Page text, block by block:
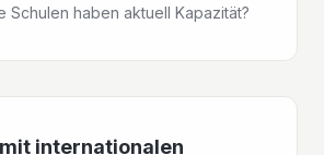
Schulen haben aktuell Kapazität?
internationalen